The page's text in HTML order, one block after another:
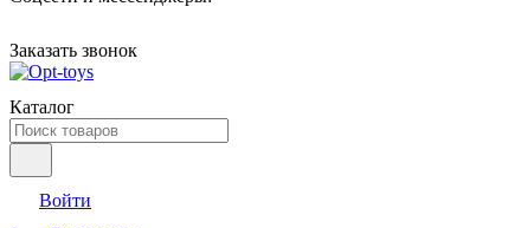
Заказать звонок
Каталог
Войти